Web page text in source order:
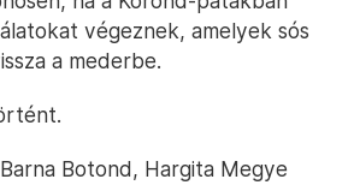
végeznek, amelyek sós
a mederbe.
Botond, Hargita Megye